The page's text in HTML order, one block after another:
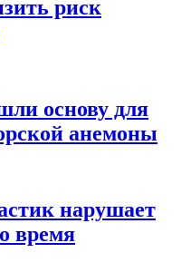
риск
основу для
анемоны
нарушает
время